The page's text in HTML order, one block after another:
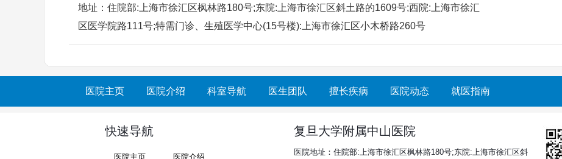
地址：住院部:上海市徐汇区枫林路180号;东院:上海市徐汇区斜土路的1609号;西院:上海市徐汇
区医学院路111号;特需门诊、生殖医学中心(15号楼):上海市徐汇区小木桥路260号
医院主页 医院介绍 科室导航 医生团队 擅长疾病 医院动态 就医指南
快速导航
医院主页 医院介绍
复旦大学附属中山医院
医院地址：住院部:上海市徐汇区枫林路180号;东院:上海市徐汇区斜